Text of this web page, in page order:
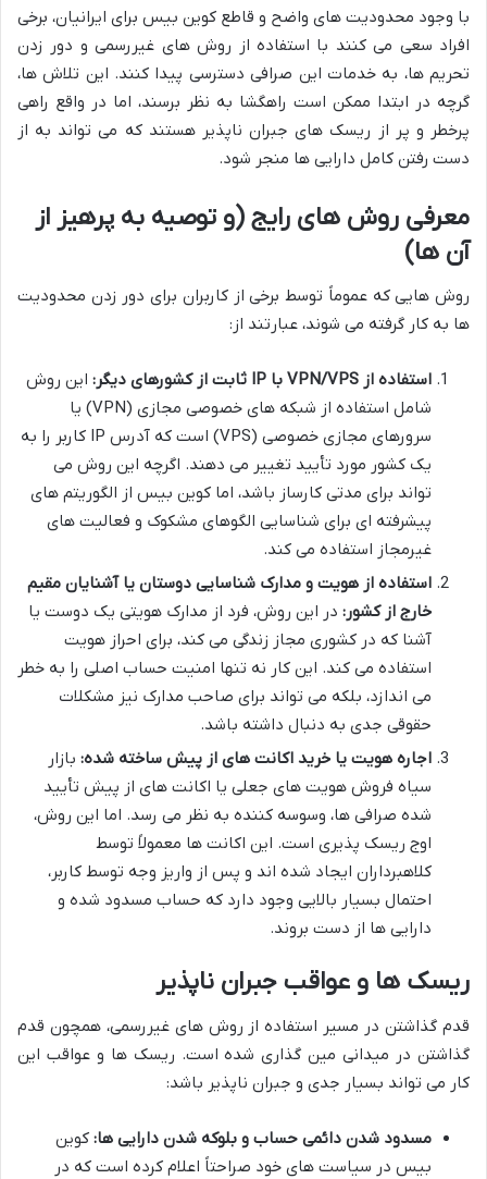
با وجود محدودیت های واضح و قاطع کوین بیس برای ایرانیان، برخی
افراد سعی می کنند با استفاده از روش های غیررسمی و دور زدن
تحریم ها، به خدمات این صرافی دسترسی پیدا کنند. این تلاش ها،
گرچه در ابتدا ممکن است راهگشا به نظر برسند، اما در واقع راهی
پرخطر و پر از ریسک های جبران ناپذیر هستند که می تواند به از
دست رفتن کامل دارایی ها منجر شود.
معرفی روش های رایج (و توصیه به پرهیز از
آن ها)
روش هایی که عموماً توسط برخی از کاربران برای دور زدن محدودیت
ها به کار گرفته می شوند، عبارتند از:
استفاده از VPN/VPS با IP ثابت از کشورهای دیگر:
این روش
شامل استفاده از شبکه های خصوصی مجازی (VPN) یا
سرورهای مجازی خصوصی (VPS) است که آدرس IP کاربر را به
یک کشور مورد تأیید تغییر می دهند. اگرچه این روش می
تواند برای مدتی کارساز باشد، اما کوین بیس از الگوریتم های
پیشرفته ای برای شناسایی الگوهای مشکوک و فعالیت های
غیرمجاز استفاده می کند.
استفاده از هویت و مدارک شناسایی دوستان یا آشنایان مقیم
خارج از کشور: در این روش، فرد از مدارک هویتی یک دوست یا
آشنا که در کشوری مجاز زندگی می کند، برای احراز هویت
استفاده می کند. این کار نه تنها امنیت حساب اصلی را به خطر
می اندازد، بلکه می تواند برای صاحب مدارک نیز مشکلات
حقوقی جدی به دنبال داشته باشد.
اجاره هویت یا خرید اکانت های از پیش ساخته شده: بازار
سیاه فروش هویت های جعلی یا اکانت های از پیش تأیید
شده صرافی ها، وسوسه کننده به نظر می رسد. اما این روش،
اوج ریسک پذیری است. این اکانت ها معمولاً توسط
کلاهبرداران ایجاد شده اند و پس از واریز وجه توسط کاربر،
احتمال بسیار بالایی وجود دارد که حساب مسدود شده و
دارایی ها از دست بروند.
ریسک ها و عواقب جبران ناپذیر
قدم گذاشتن در مسیر استفاده از روش های غیررسمی، همچون قدم
گذاشتن در میدانی مین گذاری شده است. ریسک ها و عواقب این
کار می تواند بسیار جدی و جبران ناپذیر باشد:
مسدود شدن دائمی حساب و بلوکه شدن دارایی ها: کوین
بیس در سیاست های خود صراحتاً اعلام کرده است که در